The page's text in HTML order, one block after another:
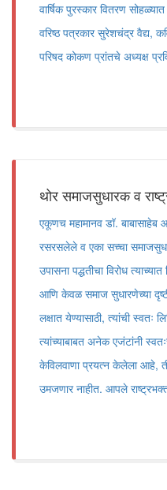
वार्षिक पुरस्कार वितरण
वरिष्ठ पत्रकार सुरेशचंद्र वैद्य,
परिषद कोकण प्रांतचे अध्यक्ष
थोर समाजसुधारक व
एकूणच महामानव डॉ. बाबासाहेब
रसरसलेले व एका सच्चा
उपासना पद्धतीचा विरोध
आणि केवळ समाज सुधारणेच्या
लक्षात येण्यासाठी, त्यांची
त्यांच्याबाबत अनेक एजंटांनी
केविलवाणा प्रयत्न केलेला आहे,
उमजणार नाहीत. आपले